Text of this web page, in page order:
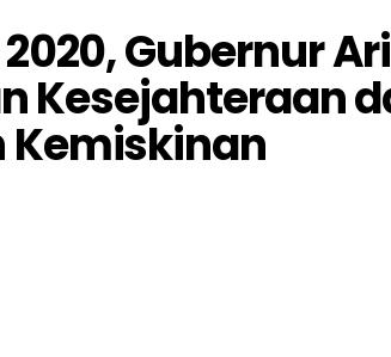
Gubernur
Kesejahteraan
Kemiskinan